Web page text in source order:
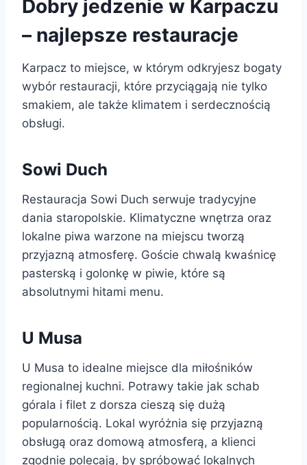
Dobry jedzenie w Karpaczu
– najlepsze restauracje
Karpacz to miejsce, w którym odkryjesz bogaty
wybór restauracji, które przyciągają nie tylko
smakiem, ale także klimatem i serdecznością
obsługi.
Sowi Duch
Restauracja Sowi Duch serwuje tradycyjne
dania staropolskie. Klimatyczne wnętrza oraz
lokalne piwa warzone na miejscu tworzą
przyjazną atmosferę. Goście chwalą kwaśnicę
pasterską i golonkę w piwie, które są
absolutnymi hitami menu.
U Musa
U Musa to idealne miejsce dla miłośników
regionalnej kuchni. Potrawy takie jak schab
górala i filet z dorsza cieszą się dużą
popularnością. Lokal wyróżnia się przyjazną
obsługą oraz domową atmosferą, a klienci
zgodnie polecają, by spróbować lokalnych